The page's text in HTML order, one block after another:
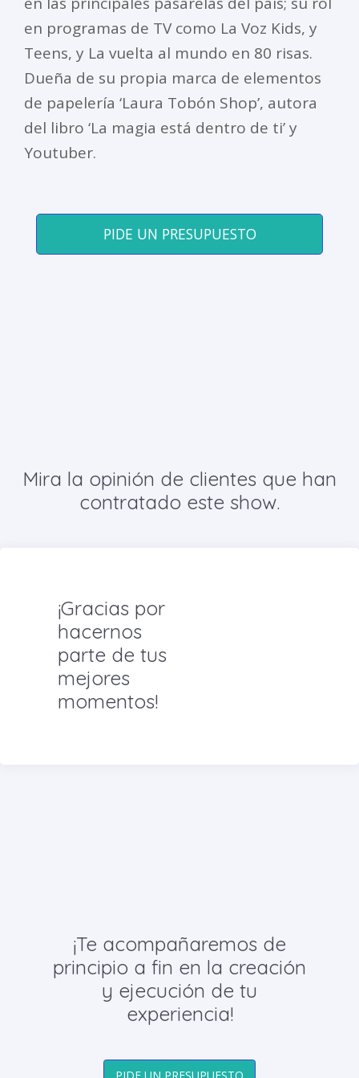
en programas de TV como La Voz Kids, y
Teens, y La vuelta al mundo en 80 risas.
Dueña de su propia marca de elementos
de papelería ‘Laura Tobón Shop’, autora
del libro ‘La magia está dentro de ti’ y
Youtuber.
PIDE UN PRESUPUESTO
Mira la opinión de clientes que han
contratado este show.
¡Gracias por
hacernos
parte de tus
mejores
momentos!
¡Te acompañaremos de
principio a fin en la creación
y ejecución de tu
experiencia!